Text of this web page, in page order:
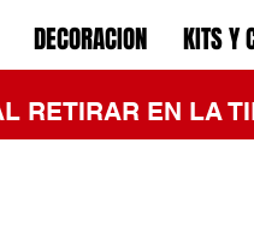
DECORACION KITS Y
RETIRAR EN LA